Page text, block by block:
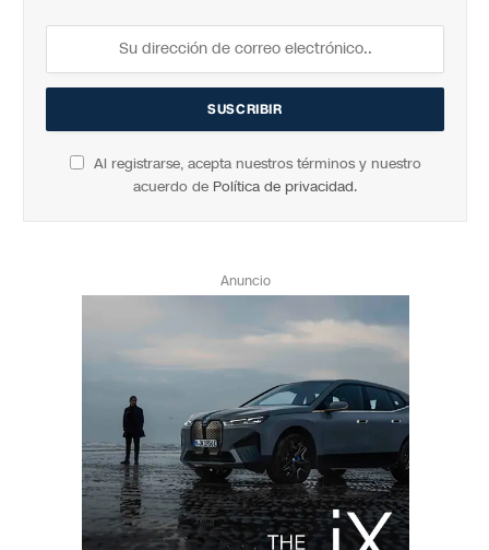
Al registrarse, acepta nuestros términos y nuestro
acuerdo de Política de privacidad.
Anuncio